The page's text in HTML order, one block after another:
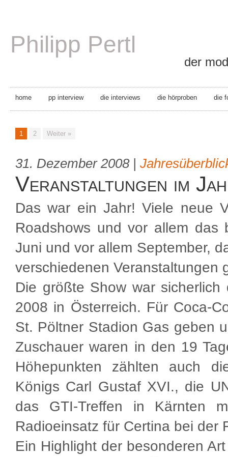
Philipp Pertl
der
home pp interview die interviews die hörproben die
1 2 Weiter »
31. Dezember 2008 |
Veranstaltungen im
Das war ein Jahr! Viele neue
Roadshows und vor allem
Juni und vor allem September,
verschiedenen Veranstaltungen
Die größte Show war sicherlich
2008 in Österreich. Für Coca-
St. Pöltner Stadion Gas geben
Zuschauer waren in den 19
Höhepunkten zählten auch
Königs Carl Gustaf XVI., die
das GTI-Treffen in Kärnten
Radioeinsatz für Certina bei der
Ein Highlight der besonderen